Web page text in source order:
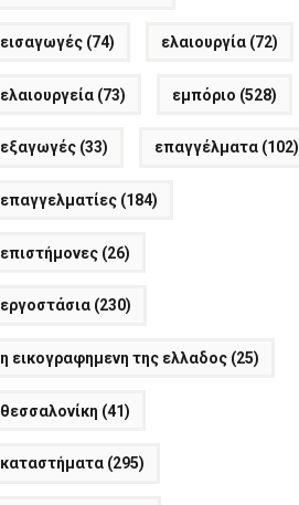
εισαγωγές (74) ελαιουργία (72)
ελαιουργεία (73) εμπόριο (528)
εξαγωγές (33) επαγγέλματα (102)
επαγγελματίες (184)
επιστήμονες (26)
εργοστάσια (230)
η εικογραφημενη της ελλαδος (25)
θεσσαλονίκη (41)
καταστήματα (295)